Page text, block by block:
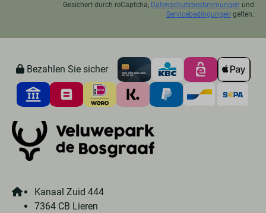
Gesichert durch reCaptcha, Datenschutzbestimmungen und
Servicebedingungen gelten.
Bezahlen Sie sicher
Kanaal Zuid 444
7364 CB Lieren